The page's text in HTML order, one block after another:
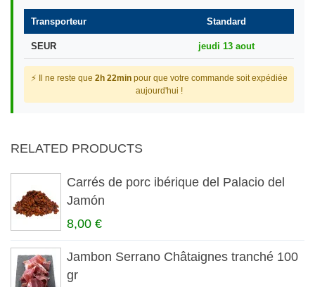
Transporteur Standard
SEUR jeudi 13 aout
⚡ Il ne reste que 2h 22minpour que votre commande soit expédiée
aujourd'hui !
RELATED PRODUCTS
Carrés de porc ibérique del Palacio del
Jamón
8,00 €
Jambon Serrano Châtaignes tranché 100
gr